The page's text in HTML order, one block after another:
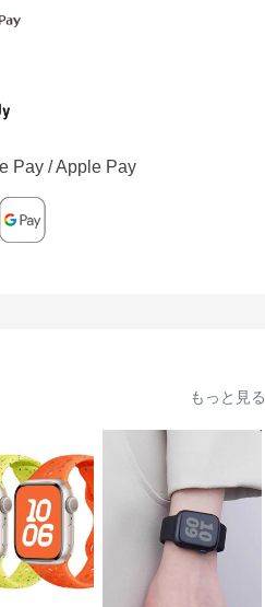
Pay / Apple Pay
もっと見る